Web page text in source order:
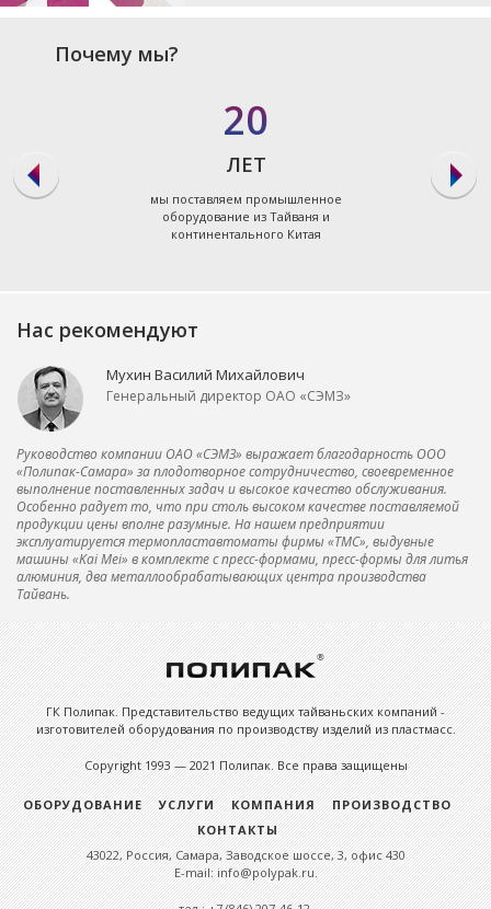
Почему мы?
20
ЛЕТ
мы поставляем промышленное
оборудование из Тайваня и
континентального Китая
Нас рекомендуют
Мухин Василий Михайлович
Генеральный директор ОАО «СЭМЗ»
Руководство компании ОАО «СЭМЗ» выражает благодарность ООО
«Полипак-Самара» за плодотворное сотрудничество, своевременное
выполнение поставленных задач и высокое качество обслуживания.
Особенно радует то, что при столь высоком качестве поставляемой
продукции цены вполне разумные. На нашем предприятии
эксплуатируется термопластавтоматы фирмы «ТМС», выдувные
машины «Kai Mei» в комплекте с пресс-формами, пресс-формы для литья
алюминия, два металлообрабатывающих центра производства
Тайвань.
ГК Полипак. Представительство ведущих тайваньских компаний -
изготовителей оборудования по производству изделий из пластмасс.
Copyright 1993 — 2021 Полипак. Все права защищены
ОБОРУДОВАНИЕ УСЛУГИ КОМПАНИЯ
ПРОИЗВОДСТВО
КОНТАКТЫ
43022, Россия, Самара, Заводское шоссе, 3, офис 430
E-mail: info@polypak.ru.